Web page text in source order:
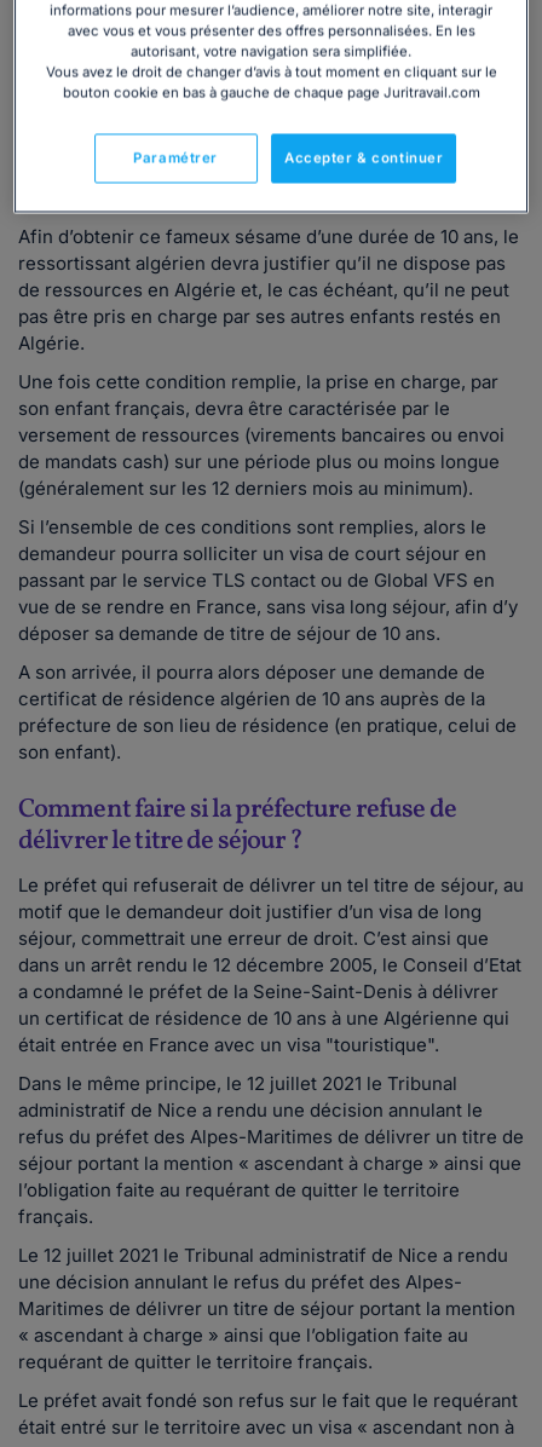
Le parent qui souhaiterait s’installer en France, devra au
préalable obtenir un visa de court séjour, de type C, court
séjour et enfin il devra établir qu’il est à la charge de son
enfant.
De quelle manière établir le fait d'être à la
charge de son enfant ?
Afin d’obtenir ce fameux sésame d’une durée de 10 ans, le
ressortissant algérien devra justifier qu’il ne dispose pas
de ressources en Algérie et, le cas échéant, qu’il ne peut
pas être pris en charge par ses autres enfants restés en
Algérie.
Une fois cette condition remplie, la prise en charge, par
son enfant français, devra être caractérisée par le
versement de ressources (virements bancaires ou envoi
de mandats cash) sur une période plus ou moins longue
(généralement sur les 12 derniers mois au minimum).
Si l’ensemble de ces conditions sont remplies, alors le
demandeur pourra solliciter un visa de court séjour en
passant par le service TLS contact ou de Global VFS en
vue de se rendre en France, sans visa long séjour, afin d’y
déposer sa demande de titre de séjour de 10 ans.
A son arrivée, il pourra alors déposer une demande de
certificat de résidence algérien de 10 ans auprès de la
préfecture de son lieu de résidence (en pratique, celui de
son enfant).
Comment faire si la préfecture refuse de
délivrer le titre de séjour ?
Le préfet qui refuserait de délivrer un tel titre de séjour, au
motif que le demandeur doit justifier d’un visa de long
séjour, commettrait une erreur de droit. C’est ainsi que
dans un arrêt rendu le 12 décembre 2005, le Conseil d’Etat
a condamné le préfet de la Seine-Saint-Denis à délivrer
un certificat de résidence de 10 ans à une Algérienne qui
était entrée en France avec un visa "touristique".
Dans le même principe, le 12 juillet 2021 le Tribunal
administratif de Nice a rendu une décision annulant le
refus du préfet des Alpes-Maritimes de délivrer un titre de
séjour portant la mention « ascendant à charge » ainsi que
l’obligation faite au requérant de quitter le territoire
français.
Le 12 juillet 2021 le Tribunal administratif de Nice a rendu
une décision annulant le refus du préfet des Alpes-
Maritimes de délivrer un titre de séjour portant la mention
« ascendant à charge » ainsi que l’obligation faite au
requérant de quitter le territoire français.
Le préfet avait fondé son refus sur le fait que le requérant
était entré sur le territoire avec un visa « ascendant non à
informations pour mesurer l’audience, améliorer notre site, interagir
avec vous et vous présenter des offres personnalisées. En les
autorisant, votre navigation sera simplifiée.
Vous avez le droit de changer d’avis à tout moment en cliquant sur le
bouton cookie en bas à gauche de chaque page Juritravail.com
Accepter & continuer
Paramétrer